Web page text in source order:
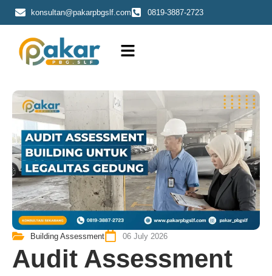
konsultan@pakarpbgslf.com 0819-3887-2723
Building Assessment 06 July 2026
Audit Assessment